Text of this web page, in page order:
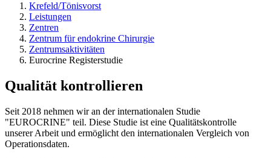
Krefeld/Tönisvorst
Leistungen
Zentren
Zentrum für endokrine Chirurgie
Zentrumsaktivitäten
Eurocrine Registerstudie
Qualität kontrollieren
Seit 2018 nehmen wir an der internationalen Studie
"EUROCRINE" teil. Diese Studie ist eine Qualitätskontrolle
unserer Arbeit und ermöglicht den internationalen Vergleich von
Operationsdaten.